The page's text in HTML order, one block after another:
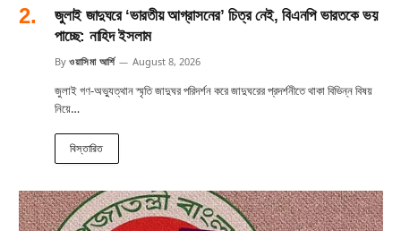
জুলাই জাদুঘরে ‘ভারতীয় আগ্রাসনের’ চিত্র নেই, বিএনপি ভারতকে ভয়
পাচ্ছে: নাহিদ ইসলাম
By ওয়াসিমা আর্শি August 8, 2026
জুলাই গণ-অভ্যুত্থান স্মৃতি জাদুঘর পরিদর্শন করে জাদুঘরের প্রদর্শনীতে থাকা বিভিন্ন বিষয়
নিয়ে…
বিস্তারিত